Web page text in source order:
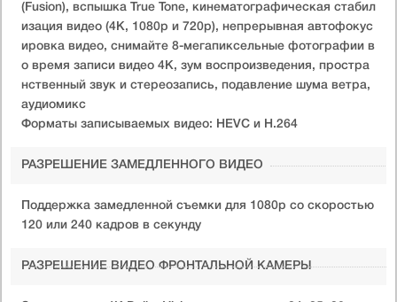
(Fusion), вспышка True Tone, кинематографическая стабил
изация видео (4K, 1080p и 720p), непрерывная автофокус
ировка видео, снимайте 8-мегапиксельные фотографии в
о время записи видео 4K, зум воспроизведения, простра
нственный звук и стереозапись, подавление шума ветра,
аудиомикс
Форматы записываемых видео: HEVC и H.264
РАЗРЕШЕНИЕ ЗАМЕДЛЕННОГО ВИДЕО
Поддержка замедленной съемки для 1080p со скоростью
120 или 240 кадров в секунду
РАЗРЕШЕНИЕ ВИДЕО ФРОНТАЛЬНОЙ КАМЕРЫ